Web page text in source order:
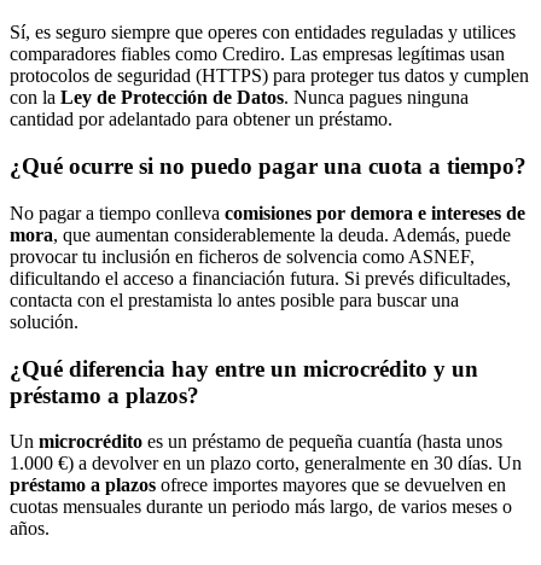
Sí, es seguro siempre que operes con entidades reguladas y utilices
comparadores fiables como Crediro. Las empresas legítimas usan
protocolos de seguridad (HTTPS) para proteger tus datos y cumplen
con la Ley de Protección de Datos. Nunca pagues ninguna
cantidad por adelantado para obtener un préstamo.
¿Qué ocurre si no puedo pagar una cuota a tiempo?
No pagar a tiempo conlleva comisiones por demora e intereses de
mora, que aumentan considerablemente la deuda. Además, puede
provocar tu inclusión en ficheros de solvencia como ASNEF,
dificultando el acceso a financiación futura. Si prevés dificultades,
contacta con el prestamista lo antes posible para buscar una
solución.
¿Qué diferencia hay entre un microcrédito y un
préstamo a plazos?
Un microcrédito es un préstamo de pequeña cuantía (hasta unos
1.000 €) a devolver en un plazo corto, generalmente en 30 días. Un
préstamo a plazos ofrece importes mayores que se devuelven en
cuotas mensuales durante un periodo más largo, de varios meses o
años.